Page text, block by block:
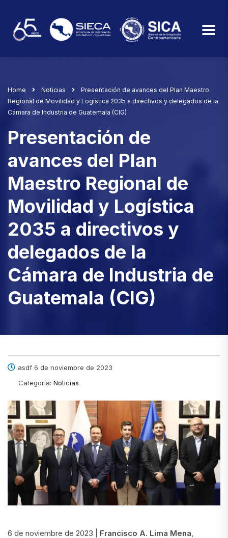
Home Noticias
Presentación de avances del Plan Maestro
Regional de Movilidad y Logística 2035 a directivos y delegados de la
Cámara de Industria de Guatemala (CIG)
Presentación de
avances del Plan
Maestro Regional de
Movilidad y Logística
2035 a directivos y
delegados de la
Cámara de Industria de
Guatemala (CIG)
asdf 6 de noviembre de 2023
Categoría: Noticias
6 de noviembre de 2023 | Francisco A. Lima Mena